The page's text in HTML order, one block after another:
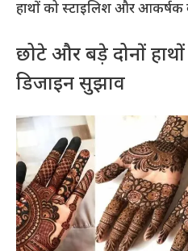
हाथों को स्टाइलिश और आकर्षक
छोटे और बड़े दोनों
डिजाइन सुझाव